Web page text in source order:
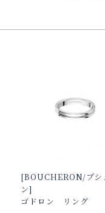
[BOUCHERON/ブシ
ン]
ゴドロン リング